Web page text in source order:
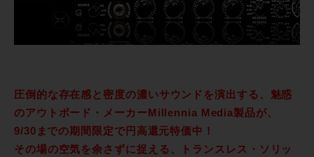
圧倒的な存在感と密度の濃いサウンドを演出する、魅惑
のアウトボード・メーカーMillennia Media製品が、
9/30までの期間限定で円高還元特価中！
その場の空気を余さずに捉える、トランスレス・ソリッ